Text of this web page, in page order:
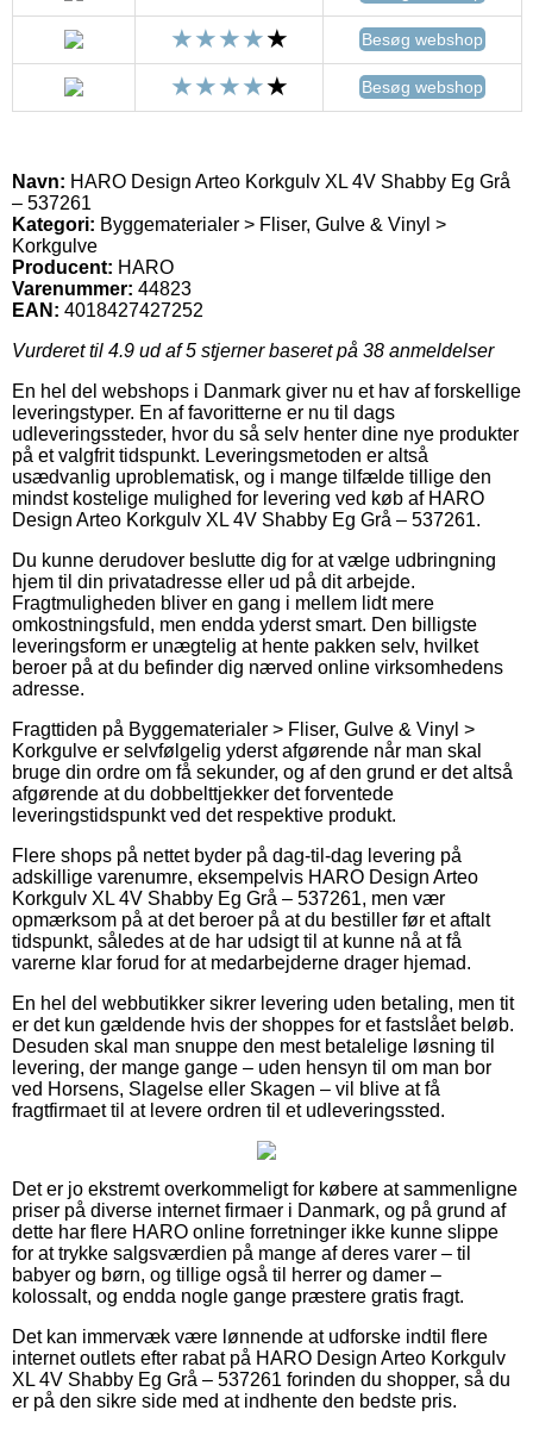
Besøg webshop
Besøg webshop
Navn: HARO Design Arteo Korkgulv XL 4V Shabby Eg Grå
– 537261
Kategori: Byggematerialer > Fliser, Gulve & Vinyl >
Korkgulve
Producent: HARO
Varenummer: 44823
EAN: 4018427427252
Vurderet til 4.9 ud af 5 stjerner baseret på 38 anmeldelser
En hel del webshops i Danmark giver nu et hav af forskellige
leveringstyper. En af favoritterne er nu til dags
udleveringssteder, hvor du så selv henter dine nye produkter
på et valgfrit tidspunkt. Leveringsmetoden er altså
usædvanlig uproblematisk, og i mange tilfælde tillige den
mindst kostelige mulighed for levering ved køb af HARO
Design Arteo Korkgulv XL 4V Shabby Eg Grå – 537261.
Du kunne derudover beslutte dig for at vælge udbringning
hjem til din privatadresse eller ud på dit arbejde.
Fragtmuligheden bliver en gang i mellem lidt mere
omkostningsfuld, men endda yderst smart. Den billigste
leveringsform er unægtelig at hente pakken selv, hvilket
beroer på at du befinder dig nærved online virksomhedens
adresse.
Fragttiden på Byggematerialer > Fliser, Gulve & Vinyl >
Korkgulve er selvfølgelig yderst afgørende når man skal
bruge din ordre om få sekunder, og af den grund er det altså
afgørende at du dobbelttjekker det forventede
leveringstidspunkt ved det respektive produkt.
Flere shops på nettet byder på dag-til-dag levering på
adskillige varenumre, eksempelvis HARO Design Arteo
Korkgulv XL 4V Shabby Eg Grå – 537261, men vær
opmærksom på at det beroer på at du bestiller før et aftalt
tidspunkt, således at de har udsigt til at kunne nå at få
varerne klar forud for at medarbejderne drager hjemad.
En hel del webbutikker sikrer levering uden betaling, men tit
er det kun gældende hvis der shoppes for et fastslået beløb.
Desuden skal man snuppe den mest betalelige løsning til
levering, der mange gange – uden hensyn til om man bor
ved Horsens, Slagelse eller Skagen – vil blive at få
fragtfirmaet til at levere ordren til et udleveringssted.
Det er jo ekstremt overkommeligt for købere at sammenligne
priser på diverse internet firmaer i Danmark, og på grund af
dette har flere HARO online forretninger ikke kunne slippe
for at trykke salgsværdien på mange af deres varer – til
babyer og børn, og tillige også til herrer og damer –
kolossalt, og endda nogle gange præstere gratis fragt.
Det kan immervæk være lønnende at udforske indtil flere
internet outlets efter rabat på HARO Design Arteo Korkgulv
XL 4V Shabby Eg Grå – 537261 forinden du shopper, så du
er på den sikre side med at indhente den bedste pris.